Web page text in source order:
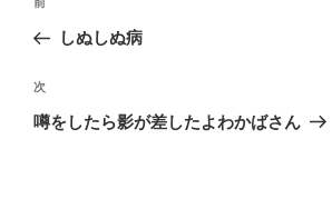
ナ
ビ
ゲ
前
の
稿
しぬしぬ病
次
の
次
噂をしたら影が差したよわかばさん